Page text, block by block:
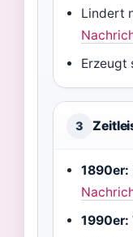
Lindert
Erzeugt
3
1890er:
1990er: